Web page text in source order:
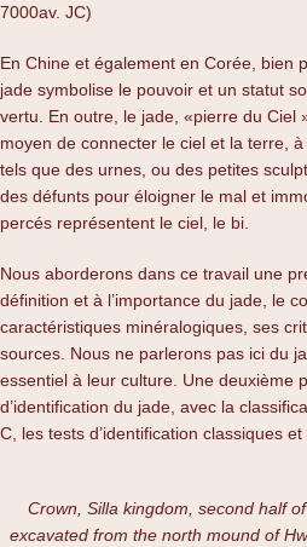
7000av. JC)
En Chine et également en Corée, bien
jade symbolise le pouvoir et un statut
vertu. En outre, le jade, «pierre du Ciel
moyen de connecter le ciel et la terre,
tels que des urnes, ou des petites
des défunts pour éloigner le mal et
percés représentent le ciel, le bi.
Nous aborderons dans ce travail une
définition et à l’importance du jade, le
caractéristiques minéralogiques, ses
sources. Nous ne parlerons pas ici du
essentiel à leur culture. Une deuxième
d’identification du jade, avec la
C, les tests d’identification classiques et
Crown, Silla kingdom, second half
excavated from the north mound of